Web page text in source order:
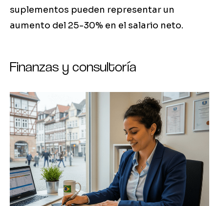
suplementos pueden representar un
aumento del 25-30% en el salario neto.
Finanzas y consultoría